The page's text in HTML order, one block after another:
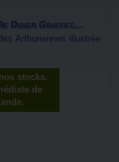
Didier Graffet,...
Arthuriennes illustrée
stocks.
de